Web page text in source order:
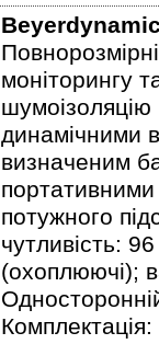
моніторингу
динамічними
визначеним
потужного
чутливість:
(охоплюючі);